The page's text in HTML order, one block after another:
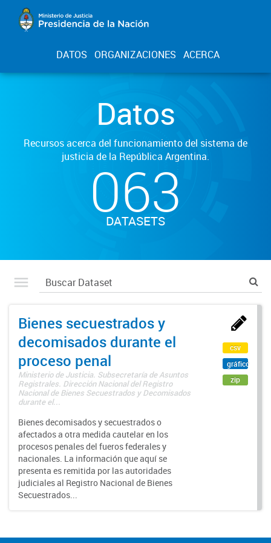
DATOS ORGANIZACIONES ACERCA
Datos
Recursos acerca del funcionamiento del sistema de
justicia de la República Argentina.
063
DATASETS
Bienes secuestrados y
decomisados durante el
proceso penal
Ministerio de Justicia. Subsecretaría de Asuntos
Registrales. Dirección Nacional del Registro
Nacional de Bienes Secuestrados y Decomisados
durante el...
Bienes decomisados y secuestrados o
afectados a otra medida cautelar en los
procesos penales del fueros federales y
nacionales. La información que aquí se
presenta es remitida por las autoridades
judiciales al Registro Nacional de Bienes
Secuestrados...
csv
gráfico
zip